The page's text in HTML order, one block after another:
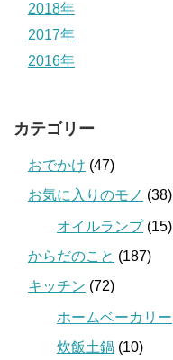
2018年
2017年
2016年
カテゴリー
おでかけ (47)
お気に入りのモノ (38)
オイルランプ(15)
からだのこと (187)
キッチン (72)
ホームベーカリー
炊飯土鍋 (10)